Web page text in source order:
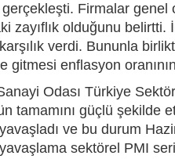
gerçekleşti. Firmalar
zayıflık olduğunu
verdi. Bununla
gitmesi enflasyon
Odası Türkiye
tamamını güçlü şekilde
ve bu durum
sektörel PMI